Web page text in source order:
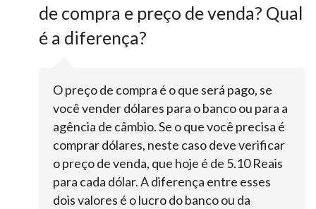
de compra e preço de venda? Qual
é a diferença?
O preço de compra é o que será pago, se
você vender dólares para o banco ou para a
agência de câmbio. Se o que você precisa é
comprar dólares, neste caso deve verificar
o preço de venda, que hoje é de 5.10 Reais
para cada dólar. A diferença entre esses
dois valores é o lucro do banco ou da